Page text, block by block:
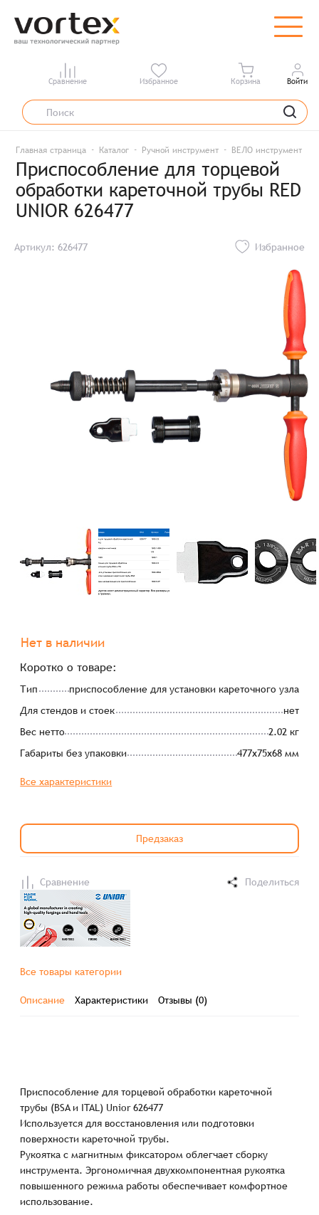
Сравнение Избранное Корзина Войти
Главная страница Каталог Ручной инструмент ВЕЛО инструмент
Приспособление для торцевой
обработки кареточной трубы RED
UNIOR 626477
Артикул: 626477 Избранное
Нет в наличии
Коротко о товаре:
Тип
приспособление для установки кареточного узла
Для стендов и стоек
нет
Вес нетто
2.02 кг
Габариты без упаковки
477х75х68 мм
Все характеристики
Предзаказ
Сравнение Поделиться
Все товары категории
Описание Характеристики Отзывы (0)
Приспособление для торцевой обработки кареточной
трубы (BSA и ITAL) Unior 626477
Используется для восстановления или подготовки
поверхности кареточной трубы.
Рукоятка с магнитным фиксатором облегчает сборку
инструмента. Эргономичная двухкомпонентная рукоятка
повышенного режима работы обеспечивает комфортное
использование.